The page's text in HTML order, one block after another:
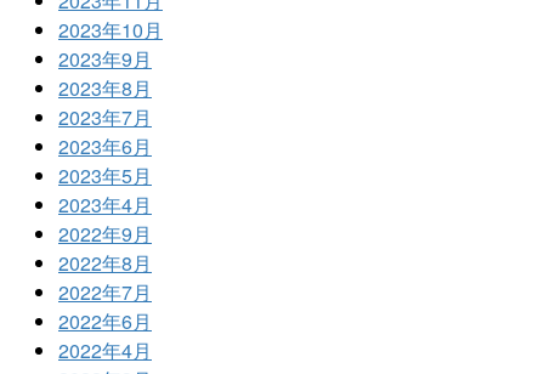
2023年10月
2023年9月
2023年8月
2023年7月
2023年6月
2023年5月
2023年4月
2022年9月
2022年8月
2022年7月
2022年6月
2022年4月